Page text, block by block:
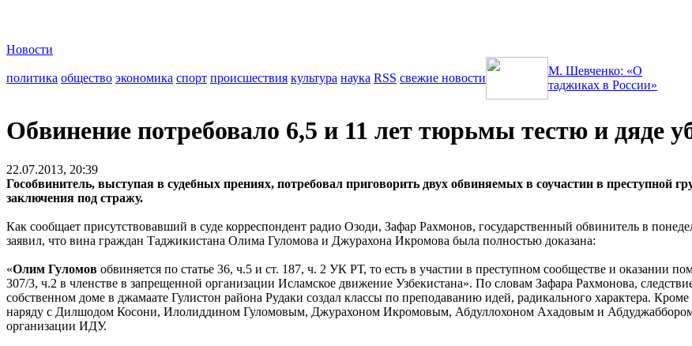
Новости
политика общество экономика спорт происшествия культура наука RSS свежие новости
М. Шевченко: «О
таджиках в России»
Обвинение потребовало 6,5 и 11 лет тюрьмы тестю и дяде
22.07.2013, 20:39
Гособвинитель, выступая в судебных прениях, потребовал приговорить двух обвиняемых в соучастии в преступной
заключения под стражу.
Как сообщает присутствовавший в суде корреспондент радио Озоди, Зафар Рахмонов, государственный обвинитель в
заявил, что вина граждан Таджикистана Олима Гуломова и Джурахона Икромова была полностью доказана:
«Олим Гуломов обвиняется по статье 36, ч.5 и ст. 187, ч. 2 УК РТ, то есть в участии в преступном сообществе и оказании
307/3, ч.2 в членстве в запрещенной организации Исламское движение Узбекистана». По словам Зафара Рахмонова,
собственном доме в джамаате Гулистон района Рудаки создал классы по преподаванию идей, радикального характера.
наряду с Дилшодом Косони, Илолиддином Гуломовым, Джурахоном Икромовым, Абдуллохоном Ахадовым и Абдуджаббором
организации ИДУ.